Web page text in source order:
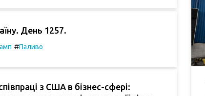
День 1257.
#Паливо
з США в бізнес-сфері: